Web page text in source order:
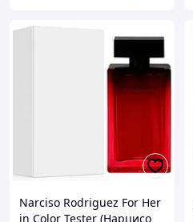
Narciso Rodriguez For Her
in Color Tester (Нарцисо